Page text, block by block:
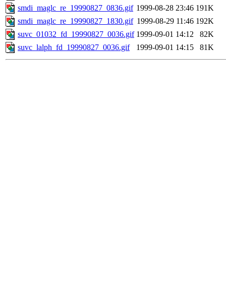
smdi_maglc_re_19990827_0836.gif 1999-08-28 23:46 191K
smdi_maglc_re_19990827_1830.gif 1999-08-29 11:46 192K
suvc_01032_fd_19990827_0036.gif 1999-09-01 14:12
82K
suvc_lalph_fd_19990827_0036.gif
1999-09-01 14:15 81K